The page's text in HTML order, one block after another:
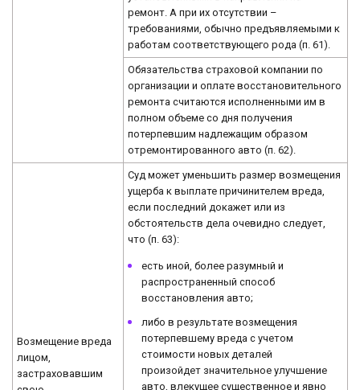
ремонт. А при их отсутствии –
требованиями, обычно предъявляемыми к
работам соответствующего рода (п. 61).
Обязательства страховой компании по
организации и оплате восстановительного
ремонта считаются исполненными им в
полном объеме со дня получения
потерпевшим надлежащим образом
отремонтированного авто (п. 62).
Возмещение вреда
лицом,
застраховавшим
Суд может уменьшить размер возмещения
ущерба к выплате причинителем вреда,
если последний докажет или из
обстоятельств дела очевидно следует,
что (п. 63):
есть иной, более разумный и
распространенный способ
восстановления авто;
либо в результате возмещения
потерпевшему вреда с учетом
стоимости новых деталей
произойдет значительное улучшение
авто, влекущее существенное и явно